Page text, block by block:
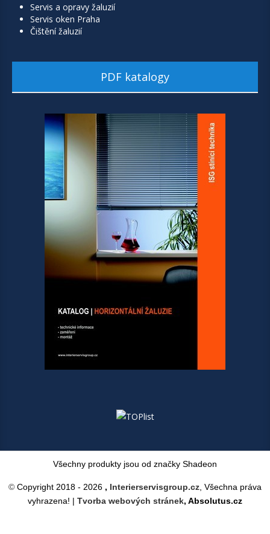
Servis a opravy žaluzií
Servis oken Praha
Čištění žaluzií
PDF katalogy
Všechny produkty jsou od značky Shadeon
© Copyright 2018 - 2026 , Interierservisgroup.cz, Všechna práva
vyhrazena! | Tvorba webových stránek, Absolutus.cz